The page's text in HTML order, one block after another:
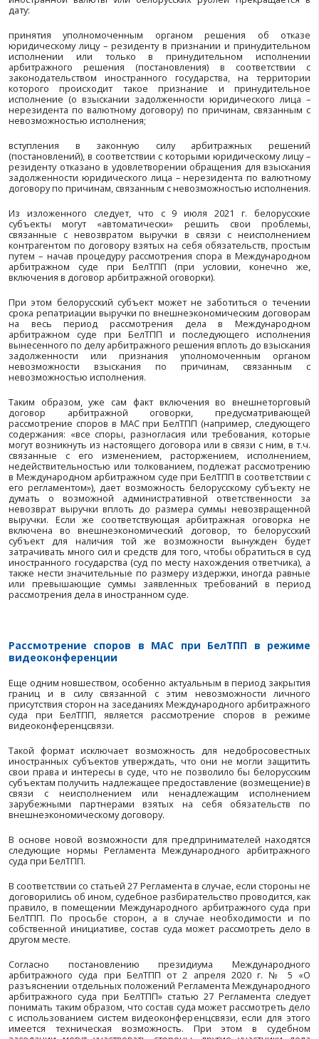
Тем самым подача искового заявления в МАС
автоматически увеличивает срок
нахождения соответствующего дела в производстве.
При этом указанный срок начинается даже не с
иска, а с момента начала урегулирования спора в
(претензионном) порядке, если такой порядок
самом внешнеэкономическом договоре или
соответствии с применимым правом.
Законодательно течение указанного выше периода
срока репатриации) начинается от даты
репатриации, определенного белорусским
соответствии с законодательством, и
применительно к внешнеэкономическим
исполнением ­арбитражного решения
взыскании задолженности по валютному
зачисления белорусских рублей ­­ и/или
счет юридического лица – резидента Республики
либо исполнением решения
иностранного государства о признании и
исполнении или только о принудительном
арбитражного решения
принудительное исполнение выражается во
лица Республики Беларусь путем зачисления на
счет белорусских рублей или иностранной валюты.
Следует отметить, что в соответствии с пунктом 7
обязательство юридического лица – резидента по
иностранной валюты или белорусских рублей
дату:
принятия уполномоченным органом
юридическому лицу – резиденту в признании и
исполнении или только в принудительном
арбитражного решения (постановления) в
законодательством иностранного государства,
которого происходит такое признание и
исполнение (о взыскании задолженности
вступления в законную силу
резиденту отказано в удовлетворении обращения
задолженности юридического лица – нерезидента
договору по причинам, связанным с невозможностью
Из изложенного следует, что с 9 июля 2021 г.
субъекты могут «автоматически» решить
связанные с невозвратом выручки в связи с
контрагентом по договору взятых на себя
путем – начав процедуру рассмотрения спора в
арбитражном суде при БелТПП (при условии,
включения в договор арбитражной оговорки).
При этом белорусский субъект может не
срока репатриации выручки по
на весь период рассмотрения дела в
арбитражном суде при БелТПП и последующего
вынесенного по делу арбитражного решения вплоть
задолженности или признания
невозможности взыскания по причинам,
невозможностью исполнения.
Таким образом, уже сам факт включения во
договор арбитражной оговорки,
рассмотрение споров в МАС при БелТПП (например,
содержания: «все споры, разногласия или
могут возникнуть из настоящего договора или в